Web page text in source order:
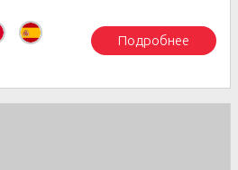
Подробнее